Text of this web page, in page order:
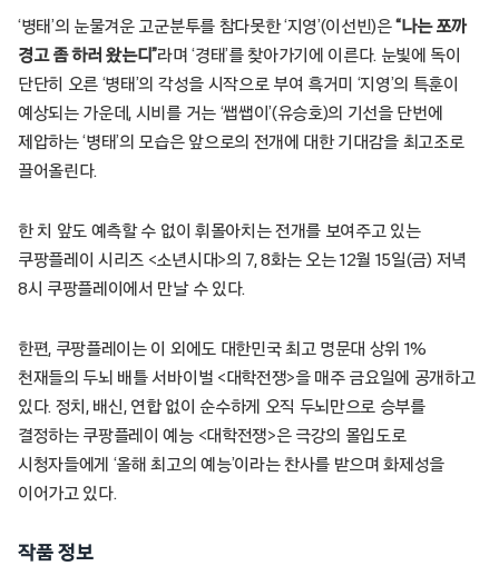
‘병태’의 눈물겨운 고군분투를 참다못한 ‘지영’(이선빈)은“나는 쪼까
경고 좀 하러 왔는디”라며 ‘경태’를 찾아가기에 이른다. 눈빛에 독이
단단히 오른 ‘병태’의 각성을 시작으로 부여 흑거미 ‘지영’의 특훈이
예상되는 가운데, 시비를 거는 ‘쌥쌥이’(유승호)의 기선을 단번에
제압하는 ‘병태’의 모습은 앞으로의 전개에 대한 기대감을 최고조로
끌어올린다.
한 치 앞도 예측할 수 없이 휘몰아치는 전개를 보여주고 있는
쿠팡플레이 시리즈 <소년시대>의 7, 8화는 오는 12월 15일(금) 저녁
8시 쿠팡플레이에서 만날 수 있다.
한편, 쿠팡플레이는 이 외에도 대한민국 최고 명문대 상위 1%
천재들의 두뇌 배틀 서바이벌 <대학전쟁>을 매주 금요일에 공개하고
있다. 정치, 배신, 연합 없이 순수하게 오직 두뇌만으로 승부를
결정하는 쿠팡플레이 예능 <대학전쟁>은 극강의 몰입도로
시청자들에게 ‘올해 최고의 예능’이라는 찬사를 받으며 화제성을
이어가고 있다.
작품 정보